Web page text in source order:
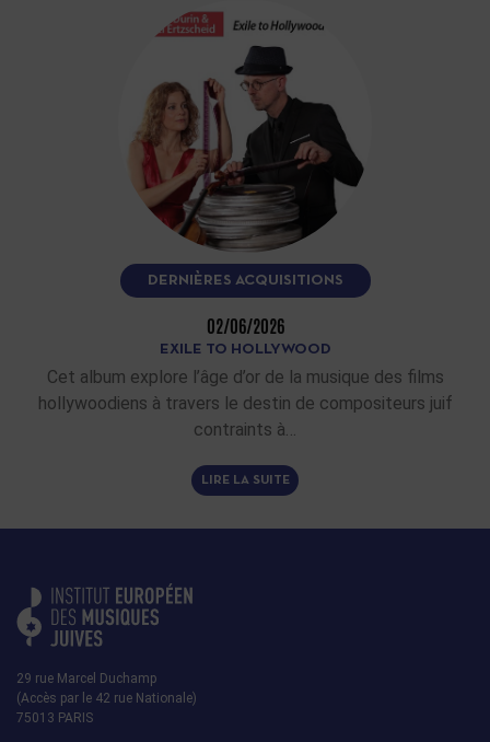
DERNIÈRES ACQUISITIONS
02/06/2026
EXILE TO HOLLYWOOD
Cet album explore l’âge d’or de la musique des films
hollywoodiens à travers le destin de compositeurs juif
contraints à…
LIRE LA SUITE
29 rue Marcel Duchamp
(Accès par le 42 rue Nationale)
75013 PARIS